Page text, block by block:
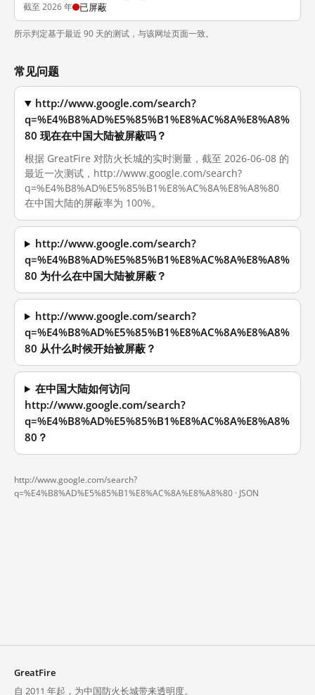
截至 2026 年 已屏蔽
所示判定基于最近 90 天的测试，与该网址页面一致。
常见问题
http://www.google.com/search?
q=%E4%B8%AD%E5%85%B1%E8%AC%8A%E8%A8%
80 现在在中国大陆被屏蔽吗？
根据 GreatFire 对防火长城的实时测量，截至 2026-06-08 的
最近一次测试，http://www.google.com/search?
q=%E4%B8%AD%E5%85%B1%E8%AC%8A%E8%A8%80
在中国大陆的屏蔽率为 100%。
http://www.google.com/search?
q=%E4%B8%AD%E5%85%B1%E8%AC%8A%E8%A8%
80 为什么在中国大陆被屏蔽？
http://www.google.com/search?
q=%E4%B8%AD%E5%85%B1%E8%AC%8A%E8%A8%
80 从什么时候开始被屏蔽？
在中国大陆如何访问
http://www.google.com/search?
q=%E4%B8%AD%E5%85%B1%E8%AC%8A%E8%A8%
80？
http://www.google.com/search?
q=%E4%B8%AD%E5%85%B1%E8%AC%8A%E8%A8%80 · JSON
GreatFire
自 2011 年起，为中国防火长城带来透明度。